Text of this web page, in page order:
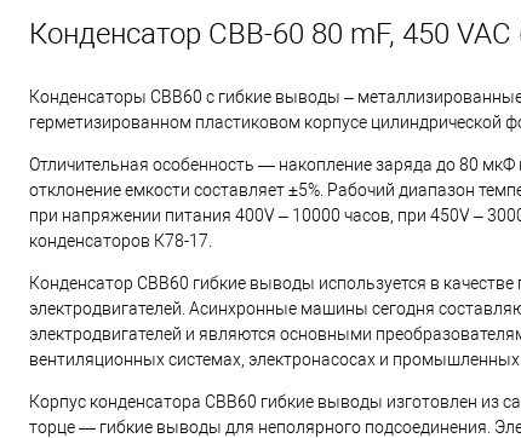
Конденсатор CBB-60 80 mF, 450
Конденсаторы СВВ60 с гибкие выводы –
герметизированном пластиковом корпусе цилиндрической
Отличительная особенность — накопление заряда до 80
отклонение емкости составляет ±5%. Рабочий диапазон
при напряжении питания 400V – 10000 часов, при 450V –
конденсаторов К78-17.
Конденсатор СВВ60 гибкие выводы используется в
электродвигателей. Асинхронные машины сегодня
электродвигателей и являются основными
вентиляционных системах, электронасосах и промышленных
Корпус конденсатора СВВ60 гибкие выводы изготовлен из
торце — гибкие выводы для неполярного подсоединения.